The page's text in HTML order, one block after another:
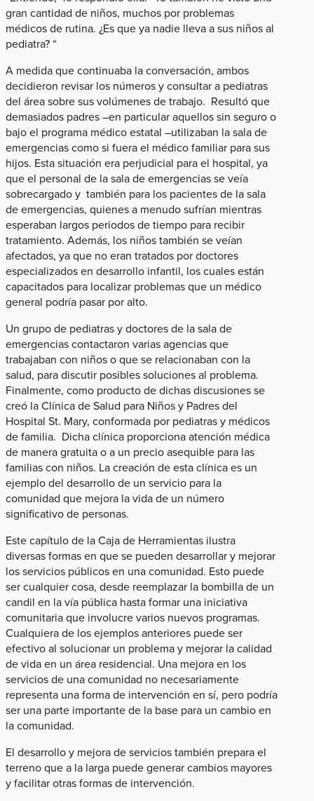
gran cantidad de niños, muchos por problemas
médicos de rutina. ¿Es que ya nadie lleva a sus niños al
pediatra? “
A medida que continuaba la conversación, ambos
decidieron revisar los números y consultar a pediatras
del área sobre sus volúmenes de trabajo. Resultó que
demasiados padres –en particular aquellos sin seguro o
bajo el programa médico estatal –utilizaban la sala de
emergencias como si fuera el médico familiar para sus
hijos. Esta situación era perjudicial para el hospital, ya
que el personal de la sala de emergencias se veía
sobrecargado y también para los pacientes de la sala
de emergencias, quienes a menudo sufrían mientras
esperaban largos periodos de tiempo para recibir
tratamiento. Además, los niños también se veían
afectados, ya que no eran tratados por doctores
especializados en desarrollo infantil, los cuales están
capacitados para localizar problemas que un médico
general podría pasar por alto.
Un grupo de pediatras y doctores de la sala de
emergencias contactaron varias agencias que
trabajaban con niños o que se relacionaban con la
salud, para discutir posibles soluciones al problema.
Finalmente, como producto de dichas discusiones se
creó la Clínica de Salud para Niños y Padres del
Hospital St. Mary, conformada por pediatras y médicos
de familia. Dicha clínica proporciona atención médica
de manera gratuita o a un precio asequible para las
familias con niños. La creación de esta clínica es un
ejemplo del desarrollo de un servicio para la
comunidad que mejora la vida de un número
significativo de personas.
Este capítulo de la Caja de Herramientas ilustra
diversas formas en que se pueden desarrollar y mejorar
los servicios públicos en una comunidad. Esto puede
ser cualquier cosa, desde reemplazar la bombilla de un
candil en la vía pública hasta formar una iniciativa
comunitaria que involucre varios nuevos programas.
Cualquiera de los ejemplos anteriores puede ser
efectivo al solucionar un problema y mejorar la calidad
de vida en un área residencial. Una mejora en los
servicios de una comunidad no necesariamente
representa una forma de intervención en sí, pero podría
ser una parte importante de la base para un cambio en
la comunidad.
El desarrollo y mejora de servicios también prepara el
terreno que a la larga puede generar cambios mayores
y facilitar otras formas de intervención.